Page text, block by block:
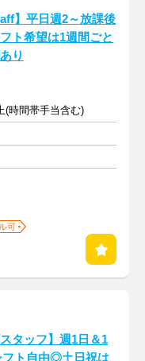
】平日週2～放課後
ト希望は1週間ごと
り
(時間帯手当含む)
可
スタッフ】週1日＆1
フト自由◎土日祝は